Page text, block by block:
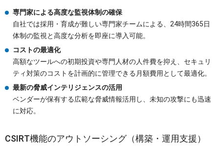
専門家による高度な監視体制の確保
自社では採用・育成が難しい専門家チームによる、24時間365日
体制の監視と高度な分析を即座に導入可能。
コストの最適化
高額なツールへの初期投資や専門人材の人件費を抑え、セキュリ
ティ対策のコストを計画的に管理できる月額費用として最適化。
最新の脅威インテリジェンスの活用
ベンダーが保有する広範な脅威情報活用し、未知の攻撃にも迅速
に対応。
CSIRT機能のアウトソーシング（構築・運用支援）